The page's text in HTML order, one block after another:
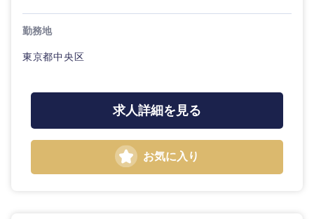
勤務地
東京都中央区
求人詳細を見る
お気に入り